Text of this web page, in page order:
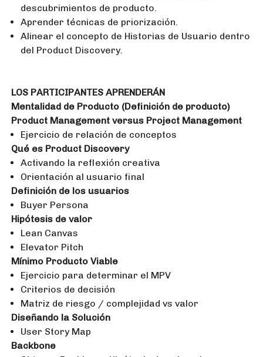
descubrimientos de producto.
Aprender técnicas de priorización.
Alinear el concepto de Historias de Usuario dentro
del Product Discovery.
LOS PARTICIPANTES APRENDERÁN
Mentalidad de Producto (Definición de producto)
Product Management versus Project Management
Ejercicio de relación de conceptos
Qué es Product Discovery
Activando la reflexión creativa
Orientación al usuario final
Definición de los usuarios
Buyer Persona
Hipótesis de valor
Lean Canvas
Elevator Pitch
Mínimo Producto Viable
Ejercicio para determinar el MPV
Criterios de decisión
Matriz de riesgo / complejidad vs valor
Diseñando la Solución
User Story Map
Backbone